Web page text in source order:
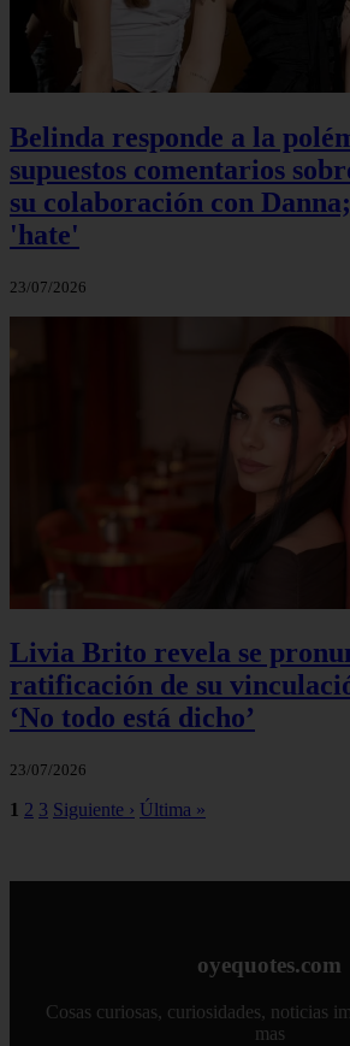
Belinda responde a la
supuestos comentarios
su colaboración con
'hate'
23/07/2026
Livia Brito revela se
ratificación de su
‘No todo está dicho’
23/07/2026
1 2 3 Siguiente › Última »
oyequotes.com
Cosas curiosas, curiosidades, noticias
mas